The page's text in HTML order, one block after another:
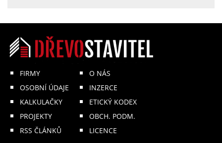
FIRMY
OSOBNÍ ÚDAJE
KALKULAČKY
PROJEKTY
RSS ČLÁNKŮ
O NÁS
INZERCE
ETICKÝ KODEX
OBCH. PODM.
LICENCE